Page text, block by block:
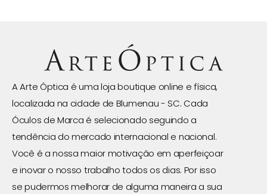
A Arte Óptica é uma loja boutique online e física,
localizada na cidade de Blumenau - SC. Cada
Óculos de Marca é selecionado seguindo a
tendência do mercado internacional e nacional.
Você é a nossa maior motivação em aperfeiçoar
e inovar o nosso trabalho todos os dias. Por isso
se pudermos melhorar de alguma maneira a sua